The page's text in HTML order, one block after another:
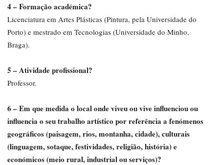
4 – Formação académica?
Licenciatura em Artes Plásticas (Pintura, pela Universidade do
Porto) e mestrado em Tecnologias (Universidade do Minho,
Braga).
5 – Atividade profissional?
Professor.
6 – Em que medida o local onde viveu ou vive influenciou ou
influencia o seu trabalho artístico por referência a fenómenos
geográficos (paisagem, rios, montanha, cidade), culturais
(linguagem, sotaque, festividades, religião, história) e
económicos (meio rural, industrial ou serviços)?